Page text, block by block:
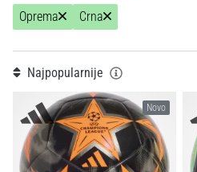
tisak
opreme
1. 7. 2025
1 min. čitanja
Teamsales
Tip lopte
Kolekcija
Sport
Oprema Crna
Najpopularnije
Novo